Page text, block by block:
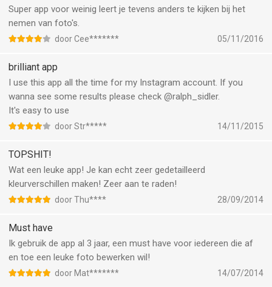
Super app voor weinig leert je tevens anders te kijken bij het
nemen van foto's.
door Cee******* 05/11/2016
brilliant app
I use this app all the time for my Instagram account. If you
wanna see some results please check @ralph_sidler.
It's easy to use
door Str***** 14/11/2015
TOPSHIT!
Wat een leuke app! Je kan echt zeer gedetailleerd
kleurverschillen maken! Zeer aan te raden!
door Thu**** 28/09/2014
Must have
Ik gebruik de app al 3 jaar, een must have voor iedereen die af
en toe een leuke foto bewerken wil!
door Mat******* 14/07/2014